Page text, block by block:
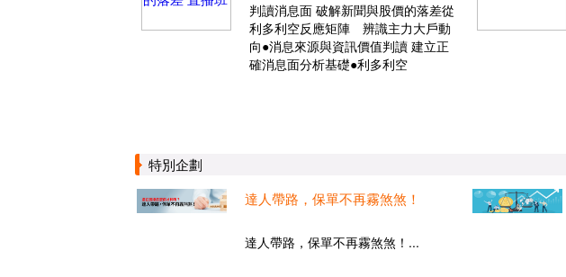
判讀消息面 破解新聞與股價的落差從
利多利空反應矩陣 辨識主力大戶動
向●消息來源與資訊價值判讀 建立正
確消息面分析基礎●利多利空
特別企劃
達人帶路，保單不再霧煞煞！
達人帶路，保單不再霧煞煞！...